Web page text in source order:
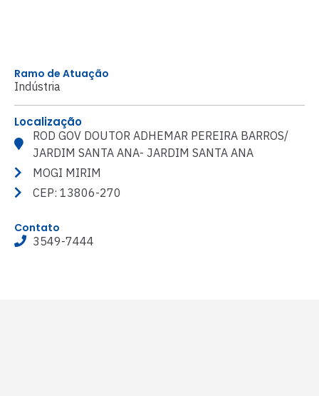
Ramo de Atuação
Indústria
Localização
ROD GOV DOUTOR ADHEMAR PEREIRA BARROS/
JARDIM SANTA ANA- JARDIM SANTA ANA
MOGI MIRIM
CEP: 13806-270
Contato
3549-7444